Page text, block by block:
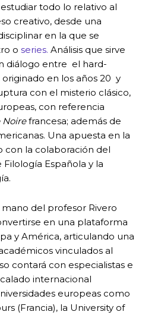
todo lo relativo al
creativo, desde una
en la que se
o series. Análisis que sirve
diálogo entre el hard-
en los años 20 y
con el misterio clásico,
con referencia
Noirefrancesa; además de
Una apuesta en la
con la colaboración del
Española y la
del profesor Rivero
en una plataforma
y América, articulando una
vinculados al
contará con especialistas e
internacional
europeas como
(Francia), la University of